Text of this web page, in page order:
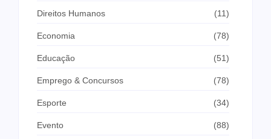
Direitos Humanos (11)
Economia (78)
Educação (51)
Emprego & Concursos (78)
Esporte (34)
Evento (88)